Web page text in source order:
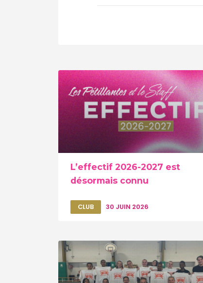
L’effectif 2026-2027 est
désormais connu
CLUB 30 JUIN 2026